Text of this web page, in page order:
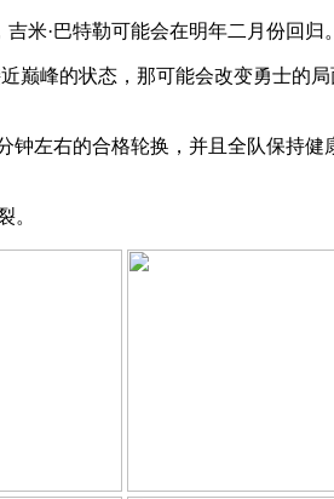
吉米·巴特勒可能会在明年二月份回归。
巅峰的状态，那可能会改变勇士的局
左右的合格轮换，并且全队保持
。